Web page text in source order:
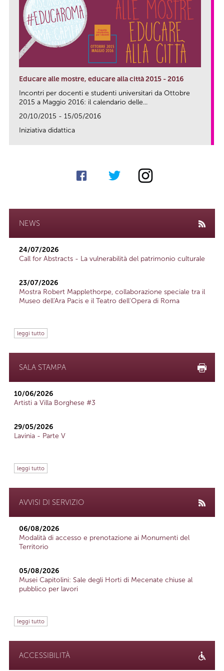
Educare alle mostre, educare alla città 2015 - 2016
Incontri per docenti e studenti universitari da Ottobre
2015 a Maggio 2016: il calendario delle...
20/10/2015 - 15/05/2016
Iniziativa didattica
NEWS
24/07/2026
Call for Abstracts - La vulnerabilità del patrimonio culturale
23/07/2026
Mostra Robert Mapplethorpe, collaborazione speciale tra il
Museo dell'Ara Pacis e il Teatro dell'Opera di Roma
leggi tutto
SALA STAMPA
10/06/2026
Artisti a Villa Borghese #3
29/05/2026
Lavinia - Parte V
leggi tutto
AVVISI DI SERVIZIO
06/08/2026
Modalità di accesso e prenotazione ai Monumenti del
Territorio
05/08/2026
Musei Capitolini: Sale degli Horti di Mecenate chiuse al
pubblico per lavori
leggi tutto
ACCESSIBILITÀ